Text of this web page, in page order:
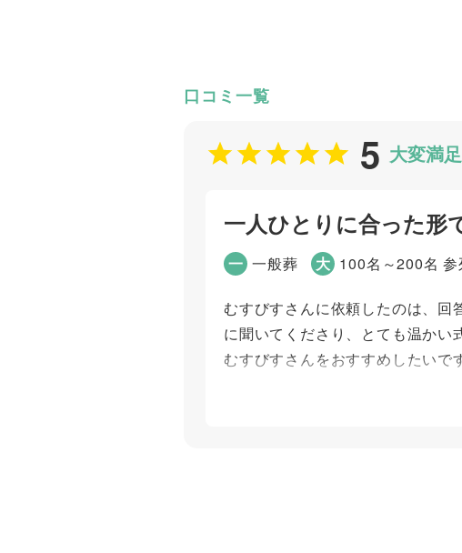
口コミ一覧
5 大変満足
一人ひとりに合った形
一 一般葬 大 100名～200名 参
むすびすさんに依頼したのは、
に聞いてくださり、とても温かい
むすびすさんをおすすめしたいで